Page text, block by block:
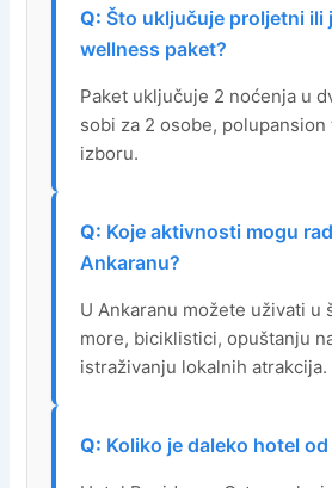
Što uključuje proljetni ili
wellness paket?
Paket uključuje 2 noćenja u
sobi za 2 osobe, polupansion
izboru.
Koje aktivnosti mogu
Ankaranu?
U Ankaranu možete uživati u
more, biciklistici, opuštanju
istraživanju lokalnih atrakcija.
Koliko je daleko hotel od